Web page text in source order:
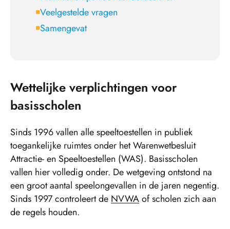
Veelgestelde vragen
Samengevat
Wettelijke verplichtingen voor
basisscholen
Sinds 1996 vallen alle speeltoestellen in publiek
toegankelijke ruimtes onder het Warenwetbesluit
Attractie- en Speeltoestellen (WAS). Basisscholen
vallen hier volledig onder. De wetgeving ontstond na
een groot aantal speelongevallen in de jaren negentig.
Sinds 1997 controleert de NVWAof scholen zich aan
de regels houden.